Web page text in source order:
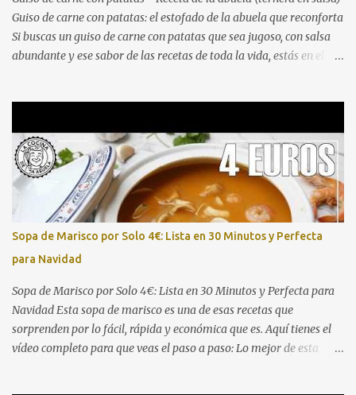
Guiso de carne con patatas: el estofado de la abuela que reconforta
Si buscas un guiso de carne con patatas que sea jugoso, con salsa
abundante y ese sabor de las recetas de toda la vida, estás en el
preparar con antelación y disfrutar después. La combinación de
una carne bien dorada, un sofrito pausado y una cocción lenta en
salsa da como resultado un plato que pide cuchara y repetir.
Ingredientes (4-6 raciones) 800 g - 1 kg de carne de ternera para
guiso (morcillo, aguja o osobuco troceado) 4-5 patatas medianas,
peladas y cortadas en trozos 1 cebolla grande, picada 2
zanahorias, en rodajas 2 dientes de ajo, p...
Sopa de Marisco por Solo 4€: Lista en 30 Minutos y Perfecta
para Navidad
Sopa de Marisco por Solo 4€: Lista en 30 Minutos y Perfecta para
Navidad Esta sopa de marisco es una de esas recetas que
sorprenden por lo fácil, rápida y económica que es. Aquí tienes el
vídeo completo para que veas el paso a paso: Lo mejor de esta